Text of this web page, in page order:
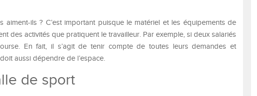
ils ? C’est important puisque le matériel et les équipements de
des activités que pratiquent le travailleur. Par exemple, si deux salariés
En fait, il s’agit de tenir compte de toutes leurs demandes et
aussi dépendre de l’espace.
de sport